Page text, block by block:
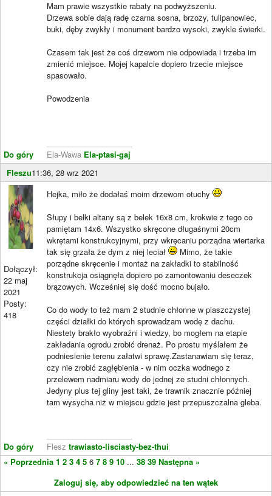
Do góry
Mam prawie wszystkie rabaty na podwyższeniu.
Drzewa sobie dają radę czarna sosna, brzozy, tulipanowiec,
buki, dęby zwykły i monument bardzo wysoki, zwykle świerki.
Czasem tak jest że coś drzewom nie odpowiada i trzeba im
zmienić miejsce. Mojej kapalcie dopiero trzecie miejsce
spasowało.
Powodzenia
Ela-Wawa Ela-ptasi-gaj
Fleszu11:36, 28 wrz 2021
Dołączył:
22 maj
2021
Posty:
418
Do góry
Hejka, miło że dodałaś moim drzewom otuchy
Słupy i belki altany są z belek 16x8 cm, krokwie z tego co
pamiętam 14x6. Wszystko skręcone długaśnymi 20cm
wkrętami konstrukcyjnymi, przy wkręcaniu porządna wiertarka
tak się grzała że dym z niej leciał
Mimo, że takie
porządne skręcenie i montaż na zakładki to stabilność
konstrukcja osiągnęła dopiero po zamontowaniu deseczek
brązowych. Wcześniej się dość mocno bujało.
Co do wody to też mam 2 studnie chłonne w piaszczystej
części działki do których sprowadzam wodę z dachu.
Niestety brakło wyobraźni i wiedzy, bo mogłem na etapie
zakładania ogrodu zrobić drenaż. Po prostu myślałem że
podniesienie terenu załatwi sprawę.Zastanawiam się teraz,
czy nie zrobić zagłębienia - w nim oczka wodnego z
przelewem nadmiaru wody do jednej ze studni chłonnych.
Jedyny plus tej gliny jest taki, że trawnik znacznie później
tam wysycha niż w miejscu gdzie jest przepuszczalna gleba.
Flesz trawiasto-lisciasty-bez-thui
« Poprzednia 1 2 3 4 5 6 7 8 9 10 ... 38 39 Następna »
Zaloguj się, aby odpowiedzieć na ten wątek